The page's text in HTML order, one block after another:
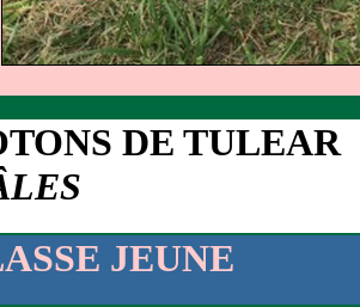
DE TULEAR
JEUNE